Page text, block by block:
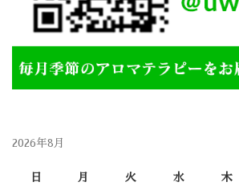
2026年8月
日 月 火 水 木